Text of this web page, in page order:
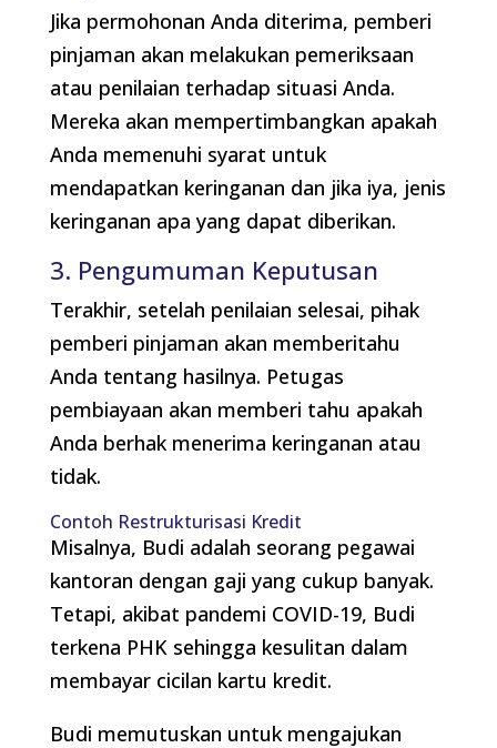
Jika permohonan Anda diterima, pemberi
pinjaman akan melakukan pemeriksaan
atau penilaian terhadap situasi Anda.
Mereka akan mempertimbangkan apakah
Anda memenuhi syarat untuk
mendapatkan keringanan dan jika iya, jenis
keringanan apa yang dapat diberikan.
3. Pengumuman Keputusan
Terakhir, setelah penilaian selesai, pihak
pemberi pinjaman akan memberitahu
Anda tentang hasilnya. Petugas
pembiayaan akan memberi tahu apakah
Anda berhak menerima keringanan atau
tidak.
Contoh Restrukturisasi Kredit
Misalnya, Budi adalah seorang pegawai
kantoran dengan gaji yang cukup banyak.
Tetapi, akibat pandemi COVID-19, Budi
terkena PHK sehingga kesulitan dalam
membayar cicilan kartu kredit.
Budi memutuskan untuk mengajukan